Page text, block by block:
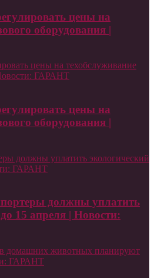
цены на
оборудования |
цены на техобслуживание
ГАРАНТ
цены на
оборудования |
должны уплатить экологический
ГАРАНТ
должны уплатить
15 апреля | Новости:
домашних животных планируют
ГАРАНТ